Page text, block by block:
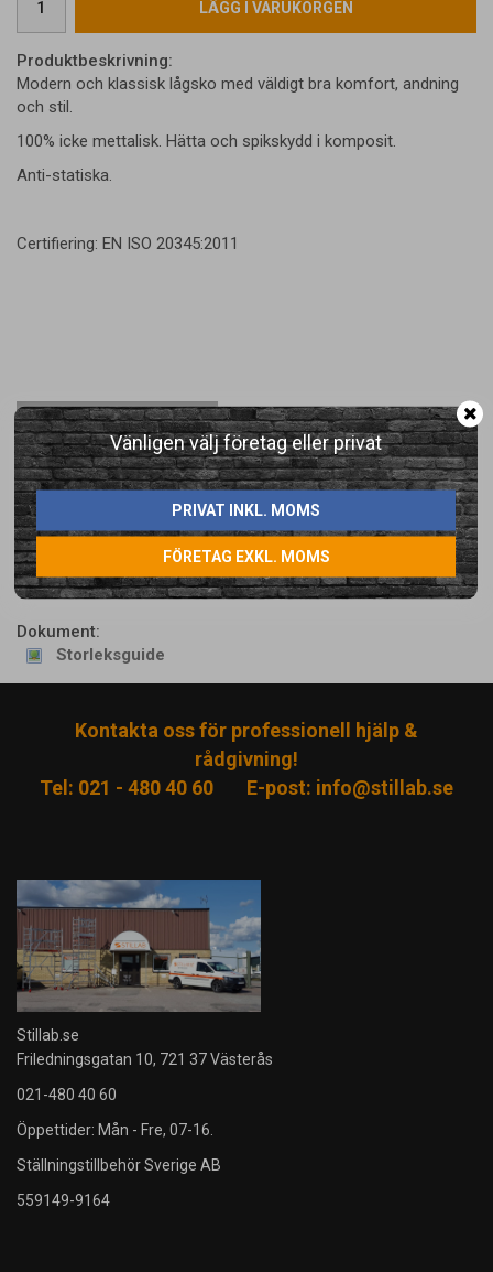
Vänligen välj företag eller privat
PRIVAT INKL. MOMS
FÖRETAG EXKL. MOMS
LÄGG I VARUKORGEN
Produktbeskrivning:
Modern och klassisk lågsko med väldigt bra komfort, andning
och stil.
100% icke mettalisk. Hätta och spikskydd i komposit.
Anti-statiska.
Certifiering: EN ISO 20345:2011
LÄGG I ÖNSKELISTA
Artikelnummer:
FT35BKD36
Direktlänk:
Högerklicka och kopiera adressen
Dokument:
Storleksguide
Kontakta oss för professionell hjälp &
rådgivning!
Tel: 021 - 480 40 60
E-post: info@stillab.se
Stillab.se
Friledningsgatan 10, 721 37 Västerås
021-480 40 60
Öppettider: Mån - Fre, 07-16.
Ställningstillbehör Sverige AB
559149-9164